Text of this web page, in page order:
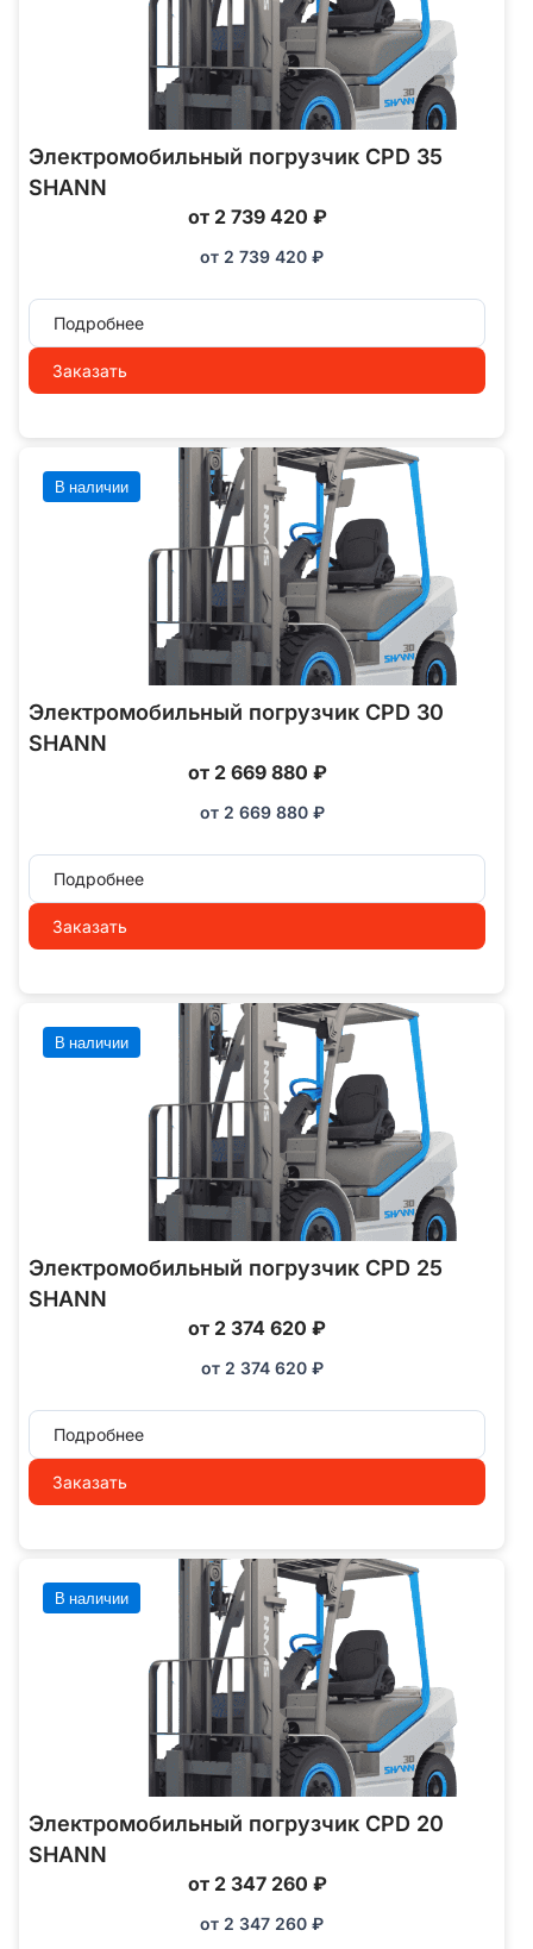
Электромобильный погрузчик CPD 35
SHANN
от 2 739 420 ₽
от 2 739 420 ₽
Подробнее
Заказать
В наличии
Электромобильный погрузчик CPD 30
SHANN
от 2 669 880 ₽
от 2 669 880 ₽
Подробнее
Заказать
В наличии
Электромобильный погрузчик CPD 25
SHANN
от 2 374 620 ₽
от 2 374 620 ₽
Подробнее
Заказать
В наличии
Электромобильный погрузчик CPD 20
SHANN
от 2 347 260 ₽
от 2 347 260 ₽